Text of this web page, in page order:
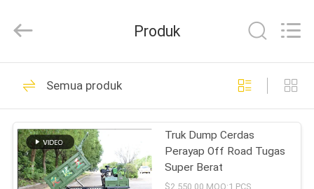
RUMAH
PRODUK
TENTANG
AUTOPARTS
CO.,LIMITED.
Reserved.
Suku Cadang
Baterai Forklift
112
Produk
Semua produk
Truk Dump Cerdas
Perayap Off Road Tugas
Super Berat
$2.550.00 MOQ:1 PCS